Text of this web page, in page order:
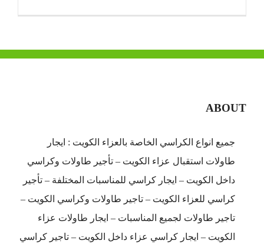
ABOUT
جميع انواع الكراسي الخاصة بالعزاء الكويت : ايجار
طاولات استقبال عزاء الكويت – تأجير طاولات وكراسي
داخل الكويت – ايجار كراسي للمناسبات المختلفة – تأجير
كراسي للعزاء الكويت – تاجير طاولات وكراسي الكويت –
تاجير طاولات لجميع المناسبات – ايجار طاولات عزاء
الكويت – ايجار كراسي عزاء داخل الكويت – تاجير كراسي